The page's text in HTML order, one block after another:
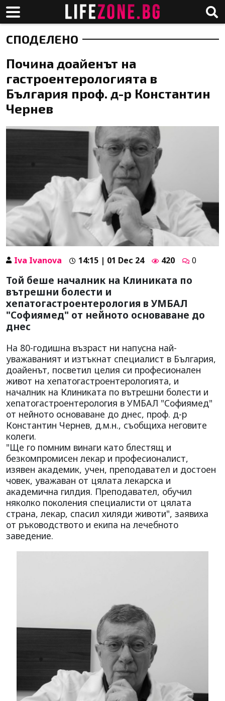
СПОДЕЛЕНО
Почина доайенът на
гастроентерологията в
България проф. д-р Константин
Чернев
Iva Ivanova 14:15 | 01 Dec 24 420 0
Той беше началник на Клиниката по
вътрешни болести и
хепатогастроентерология в УМБАЛ
"Софиямед" от нейното основаване до
днес
На 80-годишна възраст ни напусна най-
уважаваният и изтъкнат специалист в България,
доайенът, посветил целия си професионален
живот на хепатогастроентерологията, и
началник на Клиниката по вътрешни болести и
хепатогастроентерология в УМБАЛ "Софиямед"
от нейното основаване до днес, проф. д-р
Константин Чернев, д.м.н., съобщиха неговите
колеги.
"Ще го помним винаги като блестящ и
безкомпромисен лекар и професионалист,
изявен академик, учен, преподавател и достоен
човек, уважаван от цялата лекарска и
академична гилдия. Преподавател, обучил
няколко поколения специалисти от цялата
страна, лекар, спасил хиляди животи", заявиха
от ръководството и екипа на лечебното
заведение.